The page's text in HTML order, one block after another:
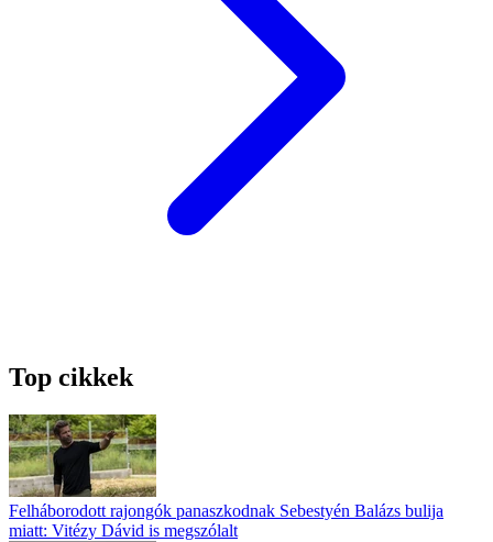
Top cikkek
Felháborodott rajongók panaszkodnak Sebestyén Balázs bulija
miatt: Vitézy Dávid is megszólalt